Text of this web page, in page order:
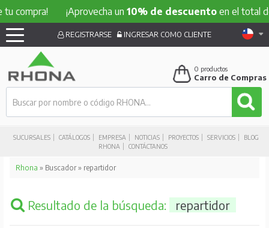
¡Aprovecha un10% de descuentoen el total de tu
SUCURSALES CATÁLOGOS EMPRESA NOTICIAS PROYECTOS SERVICIOS
BLOG
RHONA
CONTÁCTANOS
REGISTRARSE INGRESAR COMO CLIENTE
0 productos
Carro de Compras
Rhona » Buscador » repartidor
Resultado de la búsqueda: repartidor